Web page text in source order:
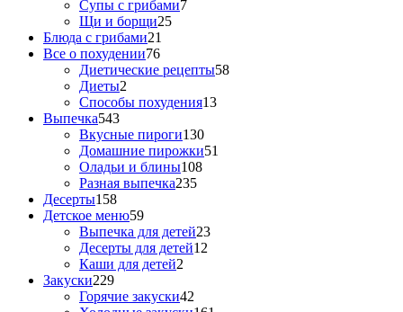
Супы с грибами7
Щи и борщи25
Блюда с грибами21
Все о похудении76
Диетические рецепты58
Диеты2
Способы похудения13
Выпечка543
Вкусные пироги130
Домашние пирожки51
Оладьи и блины108
Разная выпечка235
Десерты158
Детское меню59
Выпечка для детей23
Десерты для детей12
Каши для детей2
Закуски229
Горячие закуски42